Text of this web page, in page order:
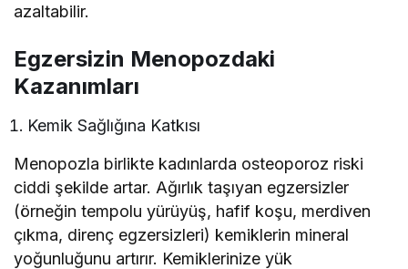
azaltabilir.
Egzersizin Menopozdaki
Kazanımları
Kemik Sağlığına Katkısı
Menopozla birlikte kadınlarda osteoporoz riski
ciddi şekilde artar. Ağırlık taşıyan egzersizler
(örneğin tempolu yürüyüş, hafif koşu, merdiven
çıkma, direnç egzersizleri) kemiklerin mineral
yoğunluğunu artırır. Kemiklerinize yük